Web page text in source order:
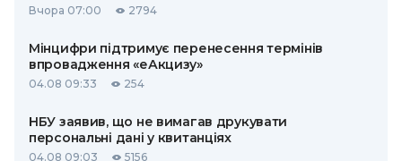
Вчора 07:00 2794
Мінцифри підтримує перенесення термінів
впровадження «еАкцизу»
04.08 09:33 254
НБУ заявив, що не вимагав друкувати
персональні дані у квитанціях
04.08 09:03 5156